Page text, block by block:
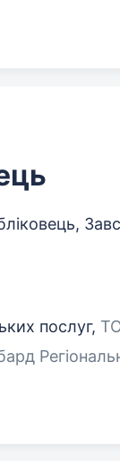
послуг,